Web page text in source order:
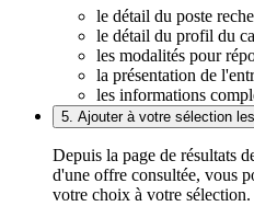
le détail du poste
le détail du profil du
les modalités pour
la présentation de
les informations
5. Ajouter à votre sélection
Depuis la page de résultats
d'une offre consultée, vous
votre choix à votre